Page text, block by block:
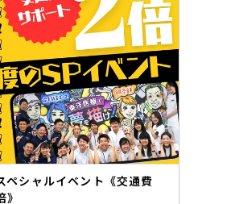
ペシャルイベント《交通費